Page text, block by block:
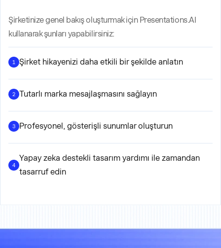
Şirketinize genel bakış oluşturmak için Presentations.AI
kullanarak şunları yapabilirsiniz:
1 Şirket hikayenizi daha etkili bir şekilde anlatın
2 Tutarlı marka mesajlaşmasını sağlayın
3 Profesyonel, gösterişli sunumlar oluşturun
4
Yapay zeka destekli tasarım yardımı ile zamandan
tasarruf edin